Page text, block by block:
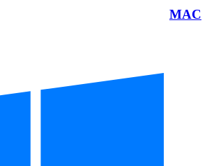
MAC